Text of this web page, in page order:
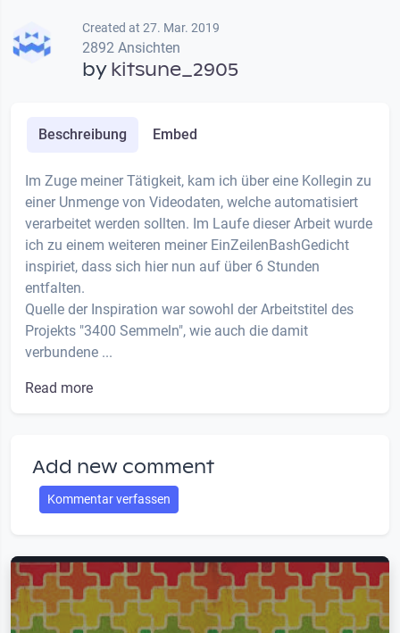
Created at 27. Mar. 2019
2892 Ansichten
bykitsune_2905
Beschreibung Embed
Im Zuge meiner Tätigkeit, kam ich über eine Kollegin zu
einer Unmenge von Videodaten, welche automatisiert
verarbeitet werden sollten. Im Laufe dieser Arbeit wurde
ich zu einem weiteren meiner EinZeilenBashGedicht
inspiriet, dass sich hier nun auf über 6 Stunden
entfalten.
Quelle der Inspiration war sowohl der Arbeitstitel des
Projekts "3400 Semmeln", wie auch die damit
verbundene ...
Read more
Add new comment
Kommentar verfassen